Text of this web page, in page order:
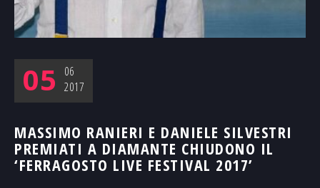
05
06
2017
MASSIMO RANIERI E DANIELE SILVESTRI
PREMIATI A DIAMANTE CHIUDONO IL
‘FERRAGOSTO LIVE FESTIVAL 2017’